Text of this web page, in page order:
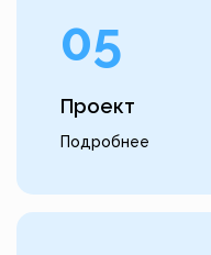
05
Проект
Подробнее